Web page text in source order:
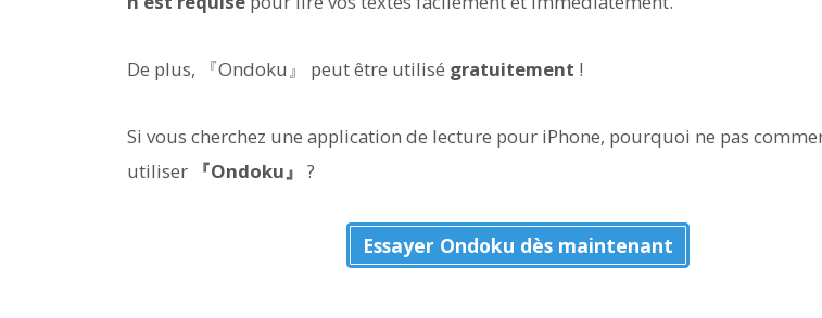
De plus, 『Ondoku』 peut être utilisé gratuitement !
Si vous cherchez une application de lecture pour iPhone, pourquoi ne pas
utiliser
『Ondoku』 ?
Essayer Ondoku dès maintenant